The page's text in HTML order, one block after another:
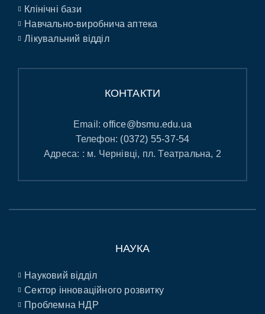
Клінічні бази
Навчально-виробнича аптека
Лікувальний відділ
КОНТАКТИ
Email:office@bsmu.edu.ua
Телефон: (0372) 55-37-54
Адреса: : м. Чернівці, пл. Театральна, 2
НАУКА
Науковий відділ
Сектор інноваційного розвитку
Проблемна НДР